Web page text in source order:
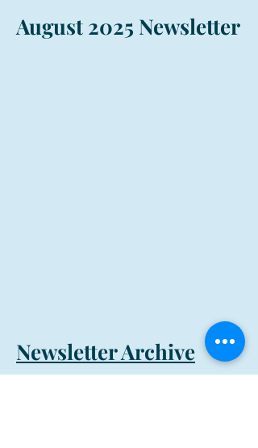
August 2025 Newsletter
Newsletter Archive